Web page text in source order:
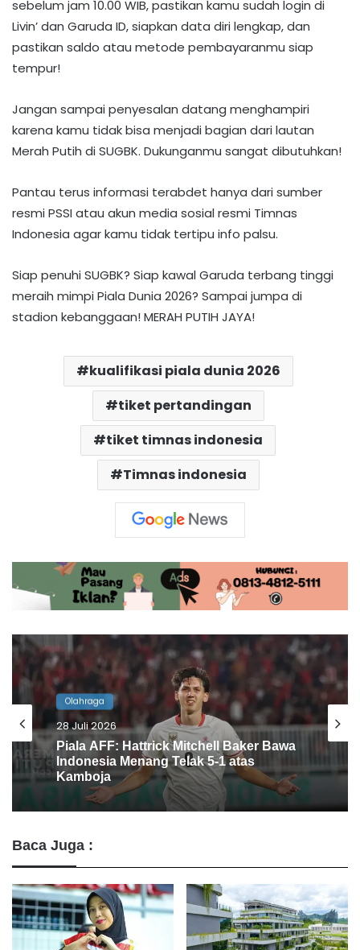
sebelum jam 10.00 WIB, pastikan kamu sudah login di
Livin’ dan Garuda ID, siapkan data diri lengkap, dan
pastikan saldo atau metode pembayaranmu siap
tempur!
Jangan sampai penyesalan datang menghampiri
karena kamu tidak bisa menjadi bagian dari lautan
Merah Putih di SUGBK. Dukunganmu sangat dibutuhkan!
Pantau terus informasi terabdet hanya dari sumber
resmi PSSI atau akun media sosial resmi Timnas
Indonesia agar kamu tidak tertipu info palsu.
Siap penuhi SUGBK? Siap kawal Garuda terbang tinggi
meraih mimpi Piala Dunia 2026? Sampai jumpa di
stadion kebanggaan! MERAH PUTIH JAYA!
kualifikasi piala dunia 2026
tiket pertandingan
tiket timnas indonesia
Timnas indonesia
Olahraga
12 Juli 2026
Tampil Dominan di Puruk Cahu, Tim
Futsal PWI Barito Utara Rajai Turnamen
DAS Barito
Baca Juga :